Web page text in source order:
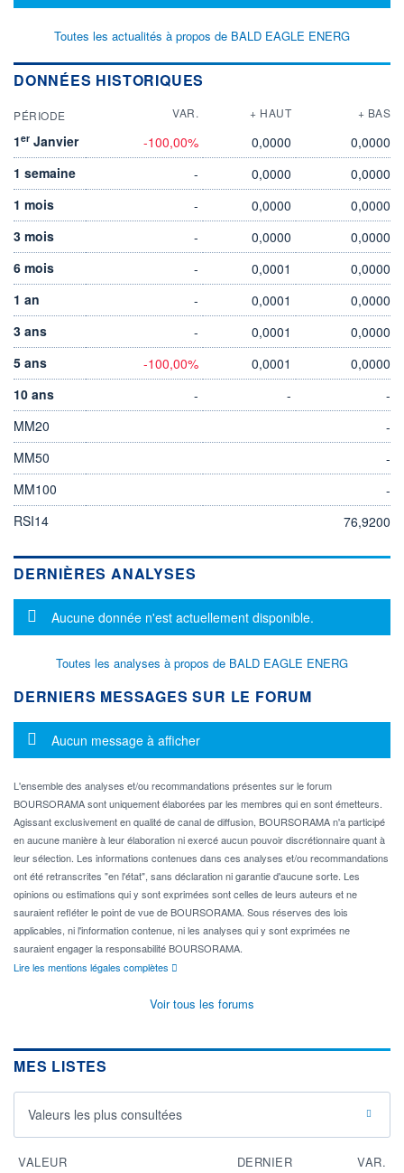
Toutes les actualités à propos de BALD EAGLE ENERG
DONNÉES HISTORIQUES
PÉRIODE VAR. + HAUT + BAS
1er Janvier -100,00% 0,0000
0,0000
1 semaine
- 0,0000
0,0000
1 mois
- 0,0000
0,0000
3 mois
- 0,0000
0,0000
6 mois
- 0,0001
0,0000
1 an
- 0,0001
0,0000
3 ans
- 0,0001
0,0000
5 ans
-100,00% 0,0001
0,0000
10 ans
- -
-
MM20
-
MM50
-
MM100
-
RSI14
76,9200
DERNIÈRES ANALYSES
Message d'information
Aucune donnée n'est actuellement disponible.
Toutes les analyses à propos de BALD EAGLE ENERG
DERNIERS MESSAGES SUR LE FORUM
Message d'information
Aucun message à afficher
L'ensemble des analyses et/ou recommandations présentes sur le forum
BOURSORAMA sont uniquement élaborées par les membres qui en sont émetteurs.
Agissant exclusivement en qualité de canal de diffusion, BOURSORAMA n'a participé
en aucune manière à leur élaboration ni exercé aucun pouvoir discrétionnaire quant à
leur sélection. Les informations contenues dans ces analyses et/ou recommandations
ont été retranscrites "en l'état", sans déclaration ni garantie d'aucune sorte. Les
opinions ou estimations qui y sont exprimées sont celles de leurs auteurs et ne
sauraient refléter le point de vue de BOURSORAMA. Sous réserves des lois
applicables, ni l'information contenue, ni les analyses qui y sont exprimées ne
sauraient engager la responsabilité BOURSORAMA.
Lire les mentions légales complètes
Voir tous les forums
MES LISTES
Valeurs les plus consultées
VALEUR DERNIER VAR.